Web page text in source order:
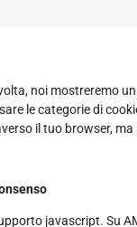
noi mostreremo
le categorie di
il tuo browser,
javascript. Su